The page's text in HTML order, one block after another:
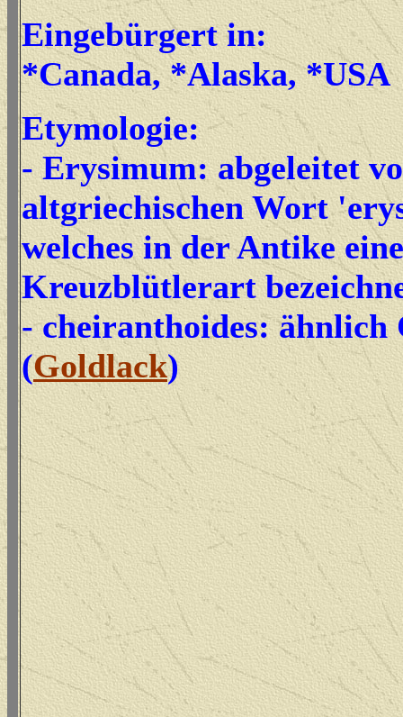
Eingebürgert in:
*Canada, *Alaska, *USA
Etymologie:
- Erysimum: abgeleitet
altgriechischen Wort
welches in der Antike eine
Kreuzblütlerart
- cheiranthoides: ähnlich
(Goldlack)